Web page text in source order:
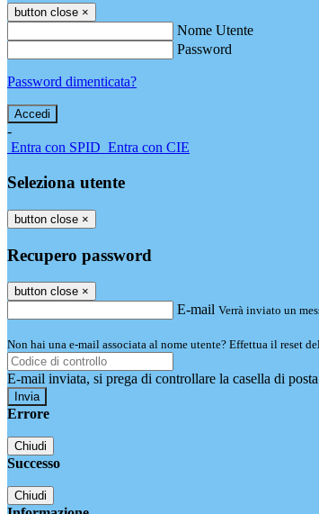
button close ×
Nome Utente
Password
Password dimenticata?
-
Entra con SPID Entra con CIE
Seleziona utente
button close ×
Recupero password
button close ×
E-mail Verrà inviato un
Non hai una e-mail associata al nome utente? Effettua il reset
E-mail inviata, si prega di controllare la casella di
Errore
Chiudi
Successo
Chiudi